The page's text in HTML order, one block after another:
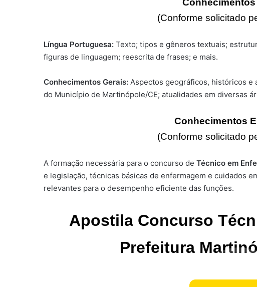
(Conforme solicitado
Língua Portuguesa: Texto; tipos e gêneros textuais;
figuras de linguagem; reescrita de frases; e mais.
Conhecimentos Gerais: Aspectos geográficos, históricos e
do Município de Martinópole/CE; atualidades em diversas
Conhecimentos
(Conforme solicitado
A formação necessária para o concurso de Técnico em
e legislação, técnicas básicas de enfermagem e cuidados
relevantes para o desempenho eficiente das funções.
Apostila Concurso
Prefeitura